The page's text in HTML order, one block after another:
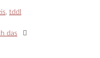
tddl
das